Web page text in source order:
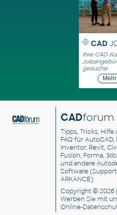
CAD
Ihre CAD-
gesuche
CADforum
Tipps, Tricks, Hilfe
FAQ für AutoCAD,
Inventor, Revit,
Fusion, Forma,
und andere
Software
ARKANCE)
Copyright © 2026 |
Werben Siemit
Online-